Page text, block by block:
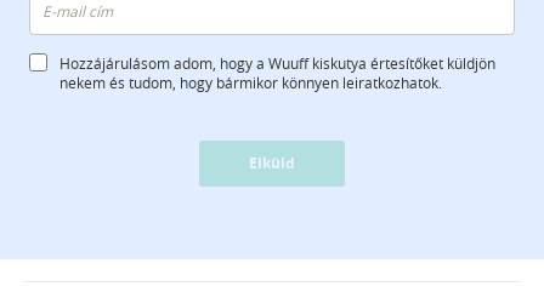
Hozzájárulásom adom, hogy a Wuuff kiskutya értesítőket küldjön
nekem és tudom, hogy bármikor könnyen leiratkozhatok.
Elküld